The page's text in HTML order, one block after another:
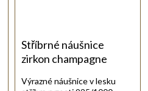
Stříbrné náušnice
zirkon champagne
Výrazné náušnice v lesku